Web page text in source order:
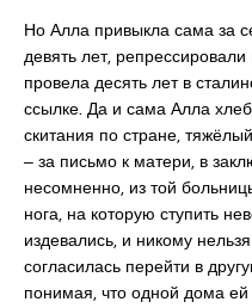
Но Алла привыкла сама за
девять лет,
провела десять лет в
ссылке. Да и сама Алла
скитания по стране,
‒ за письмо к матери, в
несомненно, из той
нога, на которую ступить
издевались, и никому
согласилась перейти в
понимая, что одной дома